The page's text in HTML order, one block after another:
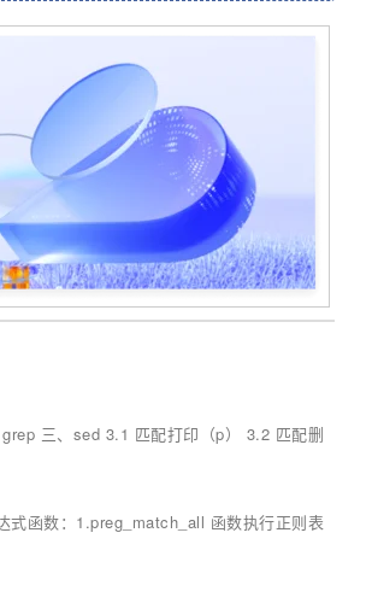
三、sed 3.1 匹配打印（p） 3.2 匹配删
式函数：1.preg_match_all 函数执行正则表